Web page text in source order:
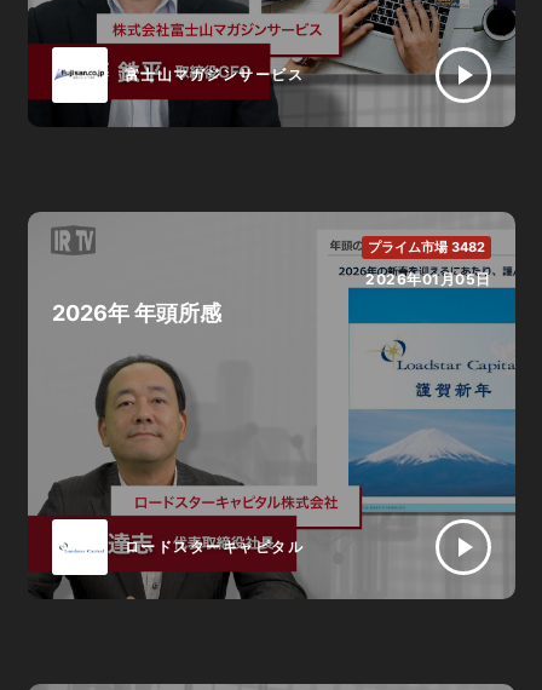
富士山マガジンサービス
プライム市場 3482
2026年01月05日
ロードスターキャピタル
2026年 年頭所感